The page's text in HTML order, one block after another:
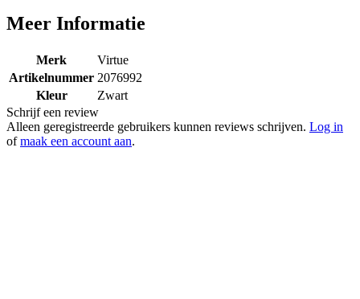
Meer Informatie
Merk
Virtue
Artikelnummer 2076992
Kleur
Zwart
Schrijf een review
Alleen geregistreerde gebruikers kunnen reviews schrijven. Log in
ofmaak een account aan.